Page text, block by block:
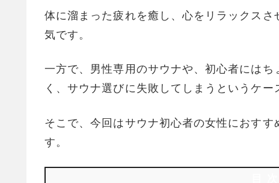
体に溜まった疲れを癒し、心をリラックス
気です。
一方で、男性専用のサウナや、初心者には
く、サウナ選びに失敗してしまうというケー
そこで、今回はサウナ初心者の女性におす
す。